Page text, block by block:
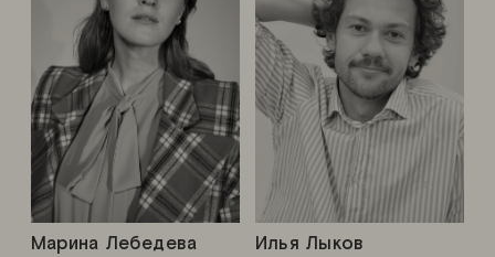
Илья Лыков
Марина Лебедева